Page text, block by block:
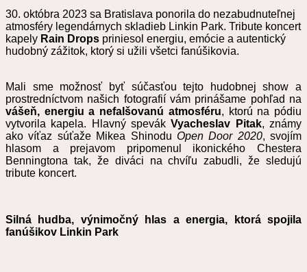
30. októbra 2023 sa Bratislava ponorila do nezabudnuteľnej
atmosféry legendárnych skladieb Linkin Park. Tribute koncert
kapely Rain Drops priniesol energiu, emócie a autentický
hudobný zážitok, ktorý si užili všetci fanúšikovia.
Mali sme možnosť byť súčasťou tejto hudobnej show a
prostredníctvom našich fotografií vám prinášame pohľad na
vášeň, energiu a nefalšovanú atmosféru, ktorú na pódiu
vytvorila kapela. Hlavný spevákVyacheslav Pitak, známy
ako víťaz súťaže Mikea Shinodu Open Door 2020, svojím
hlasom a prejavom pripomenul ikonického Chestera
Benningtona tak, že diváci na chvíľu zabudli, že sledujú
tribute koncert.
Silná hudba, výnimočný hlas a energia, ktorá spojila
fanúšikov Linkin Park